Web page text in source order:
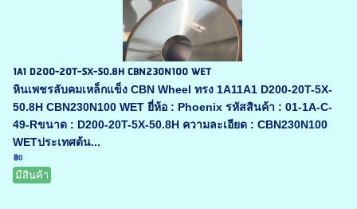
1A1 D200-20T-5X-50.8H CBN230N100 WET
หินเพชรลับคมเหล็กแข็ง CBN Wheel ทรง 1A11A1 D200-20T-5X-
50.8H CBN230N100 WET ยี่ห้อ : Phoenix รหัสสินค้า : 01-1A-C-
49-Rขนาด : D200-20T-5X-50.8H ความละเอียด : CBN230N100
WETประเทศต้น...
฿0
มีสินค้า